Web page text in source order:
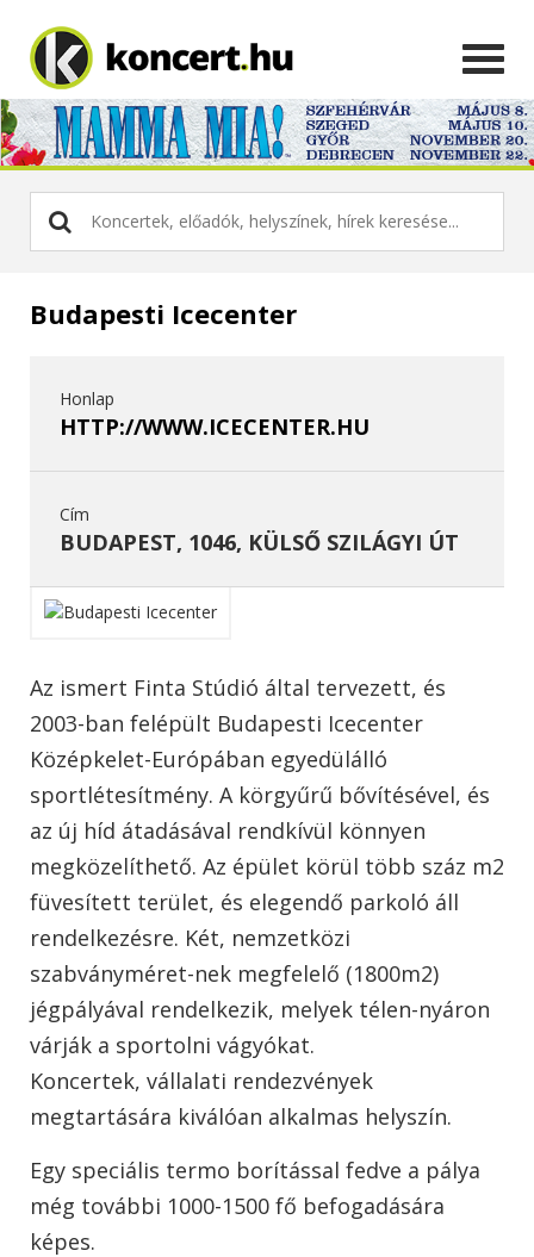
Budapesti Icecenter
Honlap
HTTP://WWW.ICECENTER.HU
Cím
BUDAPEST, 1046, KÜLSŐ SZILÁGYI ÚT
Az ismert Finta Stúdió által tervezett, és
2003-ban felépült Budapesti Icecenter
Középkelet-Európában egyedülálló
sportlétesítmény. A körgyűrű bővítésével, és
az új híd átadásával rendkívül könnyen
megközelíthető. Az épület körül több száz m2
füvesített terület, és elegendő parkoló áll
rendelkezésre. Két, nemzetközi
szabványméret-nek megfelelő (1800m2)
jégpályával rendelkezik, melyek télen-nyáron
várják a sportolni vágyókat.
Koncertek, vállalati rendezvények
megtartására kiválóan alkalmas helyszín.
Egy speciális termo borítással fedve a pálya
még további 1000-1500 fő befogadására
képes.